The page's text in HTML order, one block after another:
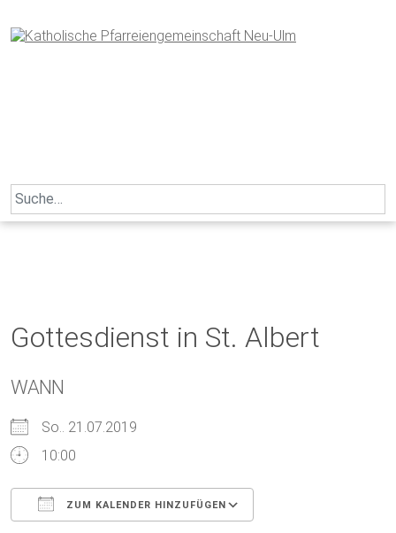
to
content
Search
for:
Gottesdienst in St. Albert
WANN
So.. 21.07.2019
10:00
ZUM KALENDER HINZUFÜGEN